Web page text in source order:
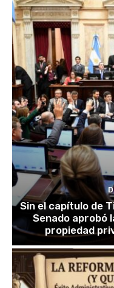
Sin el capítulo de
Senado aprobó
propiedad